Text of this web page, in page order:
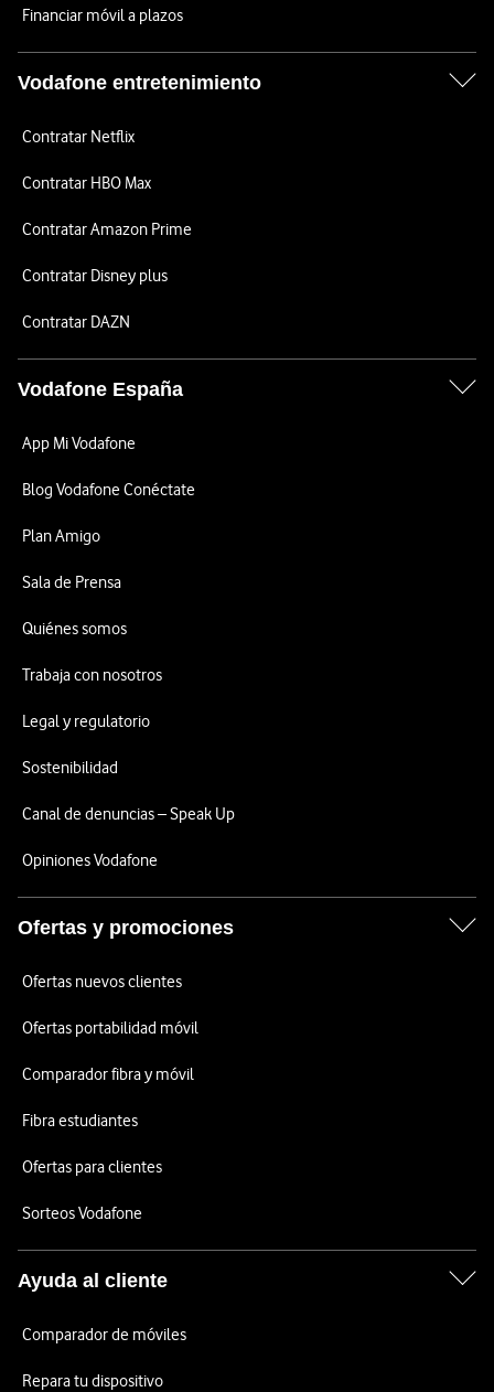
Financiar móvil a plazos
Vodafone entretenimiento
Contratar Netflix
Contratar HBO Max
Contratar Amazon Prime
Contratar Disney plus
Contratar DAZN
Vodafone España
App Mi Vodafone
Blog Vodafone Conéctate
Plan Amigo
Sala de Prensa
Quiénes somos
Trabaja con nosotros
Legal y regulatorio
Sostenibilidad
Canal de denuncias – Speak Up
Opiniones Vodafone
Ofertas y promociones
Ofertas nuevos clientes
Ofertas portabilidad móvil
Comparador fibra y móvil
Fibra estudiantes
Ofertas para clientes
Sorteos Vodafone
Ayuda al cliente
Comparador de móviles
Repara tu dispositivo